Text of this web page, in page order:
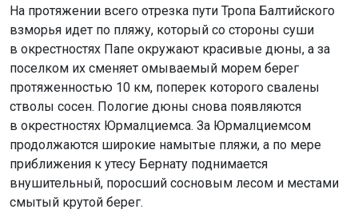
На протяжении всего отрезка пути Тропа Балтийского
взморья идет по пляжу, который со стороны суши
в окрестностях Папе окружают красивые дюны, а за
поселком их сменяет омываемый морем берег
протяженностью 10 км, поперек которого свалены
стволы сосен. Пологие дюны снова появляются
в окрестностях Юрмалциемса. За Юрмалциемсом
продолжаются широкие намытые пляжи, а по мере
приближения к утесу Бернату поднимается
внушительный, поросший сосновым лесом и местами
смытый крутой берег.